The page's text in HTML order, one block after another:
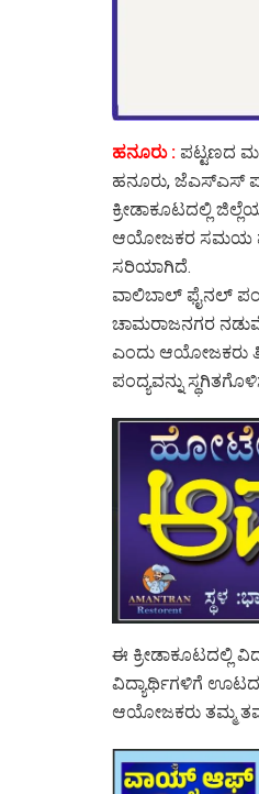
ಹನೂರು : ಪಟ್ಟಣದ
ಹನೂರು, ಜೆಎಸ್ಎಸ್
ಕ್ರೀಡಾಕೂಟದಲ್ಲಿ
ಆಯೋಜಕರ ಸಮಯ
ಸರಿಯಾಗಿದೆ.
ವಾಲಿಬಾಲ್ ಫೈನಲ್
ಚಾಮರಾಜನಗರ ನಡುವೆ
ಎಂದು ಆಯೋಜಕರು
ಪಂದ್ಯವನ್ನು
ಈ ಕ್ರೀಡಾಕೂಟದಲ್ಲಿ
ವಿದ್ಯಾರ್ಥಿಗಳಿಗೆ ಊಟದ
ಆಯೋಜಕರು ತಮ್ಮ